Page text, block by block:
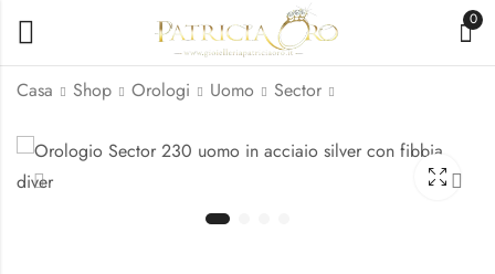
0
Casa Shop Orologi Uomo Sector
Orologio Maschile
Sector 230 Acciaio
Orologio Uomo
Sector 230 Acciaio